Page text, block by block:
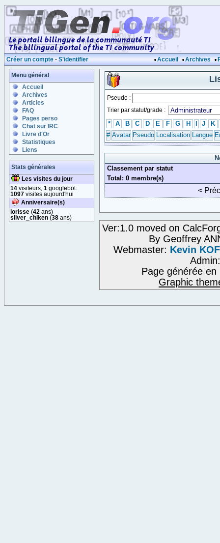
Créer un compte - S'identifier Accueil Archives
Menu général
Accueil
Archives
Articles
FAQ
Pages perso
Chat sur IRC
Livre d'Or
Statistiques
Liens
Stats générales
Les visites du jour
14 visiteurs, 1 googlebot.
1097 visites aujourd'hui
Anniversaire(s)
lorisse (42 ans)
silver_chiken (38 ans)
Pseudo :
Trier par statut/grade :
* A B C D E F G H J
K
# Avatar Pseudo Localisation Langue
Classement par statut
Total: 0 membre(s)
<
Ver:1.0 moved on
By Geoffrey
Webmaster: Kevin
Page générée
Graphic